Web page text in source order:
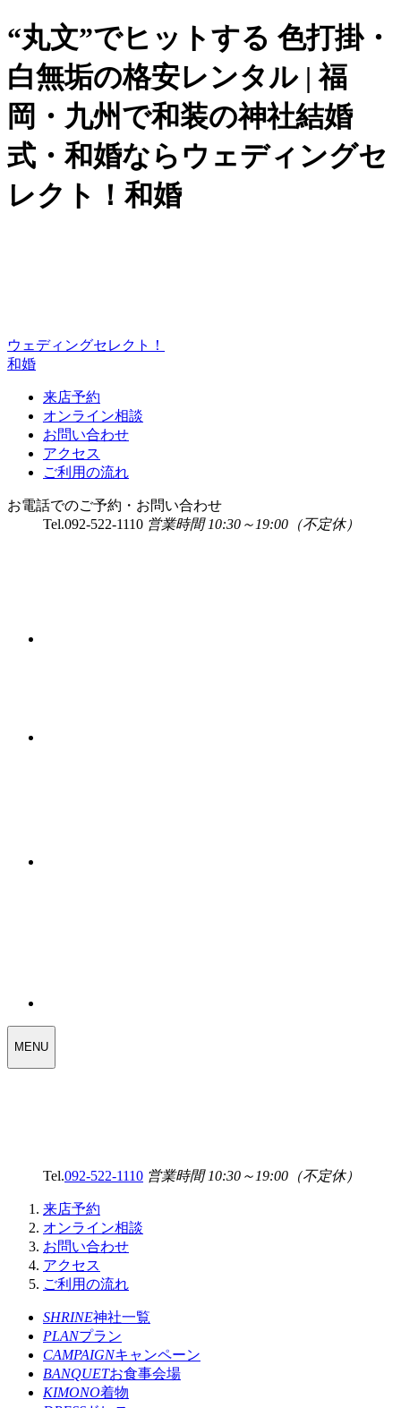
“丸文”でヒットする 色打掛・
白無垢の格安レンタル | 福
岡・九州で和装の神社結婚
式・和婚ならウェディングセ
レクト！和婚
ウェディングセレクト！
和婚
来店予約
オンライン相談
お問い合わせ
アクセス
ご利用の流れ
お電話でのご予約・お問い合わせ
Tel.092-522-1110 営業時間 10:30～19:00（不定休）
SELECT
MENU
Tel.092-522-1110 営業時間 10:30～19:00（不定休）
来店予約
オンライン相談
お問い合わせ
アクセス
ご利用の流れ
SHRINE神社一覧
PLANプラン
CAMPAIGNキャンペーン
BANQUETお食事会場
KIMONO着物